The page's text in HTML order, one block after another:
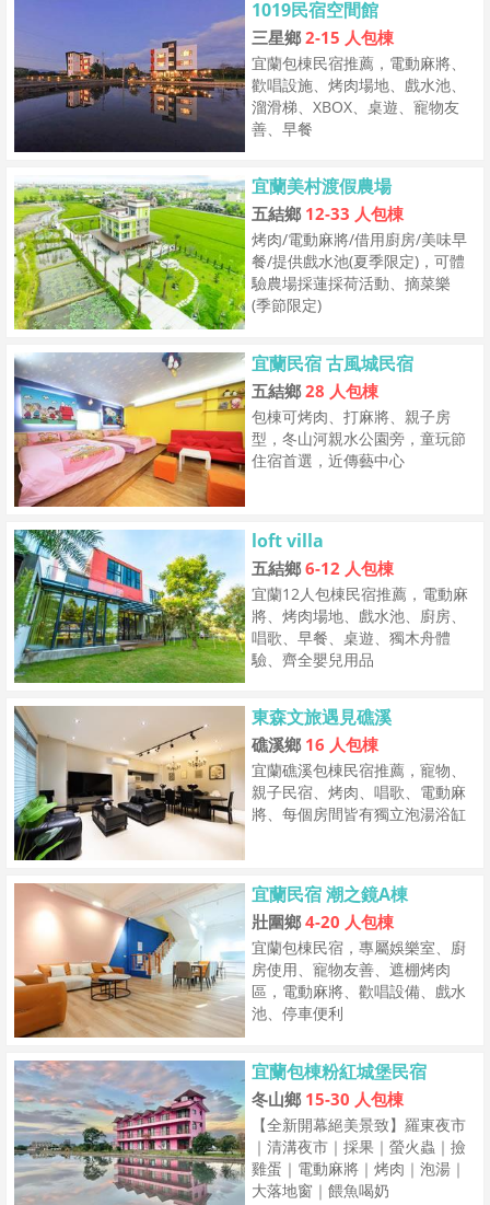
1019民宿空間館
三星鄉 2-15 人包棟
宜蘭包棟民宿推薦，電動麻將、
歡唱設施、烤肉場地、戲水池、
溜滑梯、XBOX、桌遊、寵物友
善、早餐
宜蘭美村渡假農場
五結鄉 12-33 人包棟
烤肉/電動麻將/借用廚房/美味早
餐/提供戲水池(夏季限定)，可體
驗農場採蓮採荷活動、摘菜樂
(季節限定)
宜蘭民宿 古風城民宿
五結鄉 28 人包棟
包棟可烤肉、打麻將、親子房
型，冬山河親水公園旁，童玩節
住宿首選，近傳藝中心
loft villa
五結鄉 6-12 人包棟
宜蘭12人包棟民宿推薦，電動麻
將、烤肉場地、戲水池、廚房、
唱歌、早餐、桌遊、獨木舟體
驗、齊全嬰兒用品
東森文旅遇見礁溪
礁溪鄉 16 人包棟
宜蘭礁溪包棟民宿推薦，寵物、
親子民宿、烤肉、唱歌、電動麻
將、每個房間皆有獨立泡湯浴缸
宜蘭民宿 潮之鏡A棟
壯圍鄉 4-20 人包棟
宜蘭包棟民宿，專屬娛樂室、廚
房使用、寵物友善、遮棚烤肉
區，電動麻將、歡唱設備、戲水
池、停車便利
宜蘭包棟粉紅城堡民宿
冬山鄉 15-30 人包棟
【全新開幕絕美景致】羅東夜市
｜清溝夜市｜採果｜螢火蟲｜撿
雞蛋｜電動麻將｜烤肉｜泡湯｜
大落地窗｜餵魚喝奶